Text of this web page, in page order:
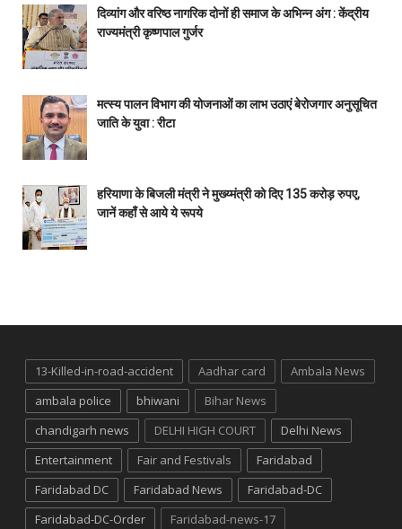
दिव्यांग और वरिष्ठ नागरिक दोनों ही समाज के अभिन्न अंग : केंद्रीय
राज्यमंत्री कृष्णपाल गुर्जर
मत्स्य पालन विभाग की योजनाओं का लाभ उठाएं बेरोजगार अनुसूचित
जाति के युवा : रीटा
हरियाणा के बिजली मंत्री ने मुख्य्मंत्री को दिए 135 करोड़ रुपए,
जानें कहाँ से आये ये रूपये
13-Killed-in-road-accident Aadhar card
Ambala News
ambala police
bhiwani
Bihar News
chandigarh news
DELHI HIGH COURT
Delhi News
Entertainment
Fair and Festivals
Faridabad
Faridabad DC
Faridabad News
Faridabad-DC
Faridabad-DC-Order
Faridabad-news-17